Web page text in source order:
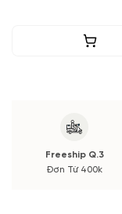
Hoa phụ và thời
hàng xác nhận
Thêm vào
Freeship Q.3
Đơn Từ 400k